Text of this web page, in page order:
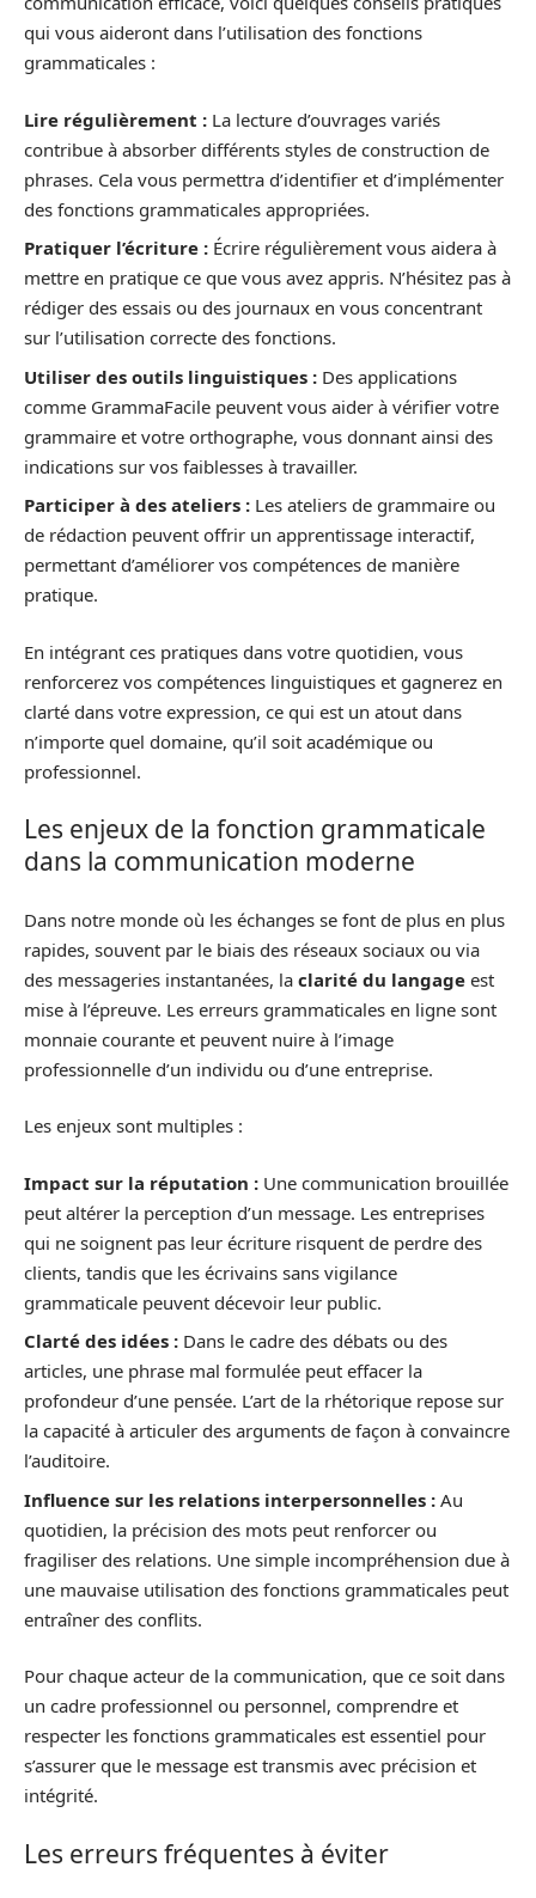
qui vous aideront dans l’utilisation des fonctions
grammaticales :
Lire régulièrement : La lecture d’ouvrages variés
contribue à absorber différents styles de construction de
phrases. Cela vous permettra d’identifier et d’implémenter
des fonctions grammaticales appropriées.
Pratiquer l’écriture : Écrire régulièrement vous aidera à
mettre en pratique ce que vous avez appris. N’hésitez pas à
rédiger des essais ou des journaux en vous concentrant
sur l’utilisation correcte des fonctions.
Utiliser des outils linguistiques : Des applications
comme GrammaFacile peuvent vous aider à vérifier votre
grammaire et votre orthographe, vous donnant ainsi des
indications sur vos faiblesses à travailler.
Participer à des ateliers : Les ateliers de grammaire ou
de rédaction peuvent offrir un apprentissage interactif,
permettant d’améliorer vos compétences de manière
pratique.
En intégrant ces pratiques dans votre quotidien, vous
renforcerez vos compétences linguistiques et gagnerez en
clarté dans votre expression, ce qui est un atout dans
n’importe quel domaine, qu’il soit académique ou
professionnel.
Les enjeux de la fonction grammaticale
dans la communication moderne
Dans notre monde où les échanges se font de plus en plus
rapides, souvent par le biais des réseaux sociaux ou via
des messageries instantanées, la clarité du langage est
mise à l’épreuve. Les erreurs grammaticales en ligne sont
monnaie courante et peuvent nuire à l’image
professionnelle d’un individu ou d’une entreprise.
Les enjeux sont multiples :
Impact sur la réputation : Une communication brouillée
peut altérer la perception d’un message. Les entreprises
qui ne soignent pas leur écriture risquent de perdre des
clients, tandis que les écrivains sans vigilance
grammaticale peuvent décevoir leur public.
Clarté des idées : Dans le cadre des débats ou des
articles, une phrase mal formulée peut effacer la
profondeur d’une pensée. L’art de la rhétorique repose sur
la capacité à articuler des arguments de façon à convaincre
l’auditoire.
Influence sur les relations interpersonnelles : Au
quotidien, la précision des mots peut renforcer ou
fragiliser des relations. Une simple incompréhension due à
une mauvaise utilisation des fonctions grammaticales peut
entraîner des conflits.
Pour chaque acteur de la communication, que ce soit dans
un cadre professionnel ou personnel, comprendre et
respecter les fonctions grammaticales est essentiel pour
s’assurer que le message est transmis avec précision et
intégrité.
Les erreurs fréquentes à éviter